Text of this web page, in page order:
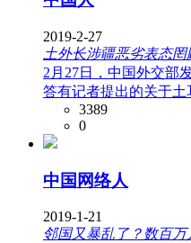
2019-2-27
土外长涉疆恶劣表态
2月27日，中国外交部
答有记者提出的关于
3389
0
中国网络人
2019-1-21
邻国又暴乱了？数百